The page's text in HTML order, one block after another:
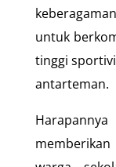
untuk
tinggi
antarteman.